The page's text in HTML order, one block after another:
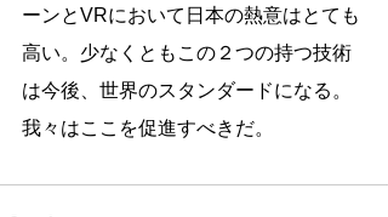
ーンとVRにおいて日本の熱意はとても
高い。少なくともこの２つの持つ技術
は今後、世界のスタンダードになる。
我々はここを促進すべきだ。